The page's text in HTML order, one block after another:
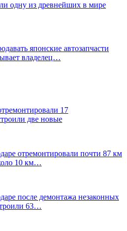
одну из древнейших в мире
японские автозапчасти
владелец…
17
две новые
отремонтировали почти 87 км
10 км…
после демонтажа незаконных
63…